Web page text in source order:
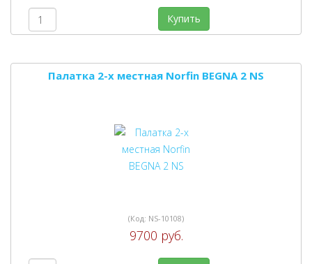
Купить
Палатка 2-х местная Norfin BEGNA 2 NS
(Код: NS-10108)
9700 руб.